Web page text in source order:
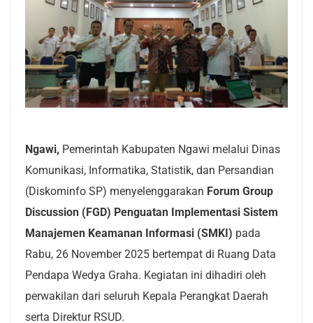
Ngawi, Pemerintah Kabupaten Ngawi melalui Dinas
Komunikasi, Informatika, Statistik, dan Persandian
(Diskominfo SP) menyelenggarakan Forum Group
Discussion (FGD) Penguatan Implementasi Sistem
Manajemen Keamanan Informasi (SMKI) pada
Rabu, 26 November 2025 bertempat di Ruang Data
Pendapa Wedya Graha. Kegiatan ini dihadiri oleh
perwakilan dari seluruh Kepala Perangkat Daerah
serta Direktur RSUD.